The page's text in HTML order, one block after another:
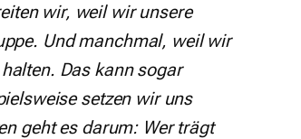
wir, weil wir unsere
Und manchmal, weil wir
Das kann sogar
setzen wir uns
geht es darum: Wer trägt